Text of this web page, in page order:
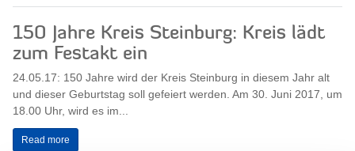
150 Jahre Kreis Steinburg: Kreis lädt
zum Festakt ein
24.05.17: 150 Jahre wird der Kreis Steinburg in diesem Jahr alt
und dieser Geburtstag soll gefeiert werden. Am 30. Juni 2017, um
18.00 Uhr, wird es im...
Read more